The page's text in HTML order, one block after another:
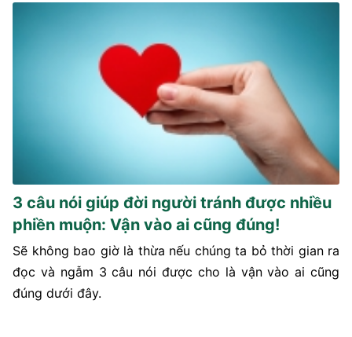
3 câu nói giúp đời người tránh được nhiều
phiền muộn: Vận vào ai cũng đúng!
Sẽ không bao giờ là thừa nếu chúng ta bỏ thời gian ra
đọc và ngẫm 3 câu nói được cho là vận vào ai cũng
đúng dưới đây.